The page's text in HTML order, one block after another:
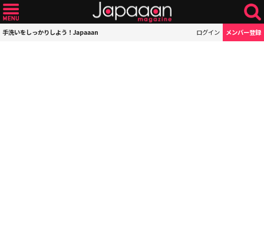
手洗いをしっかりしよう！Japaaan ログイン メンバー登録